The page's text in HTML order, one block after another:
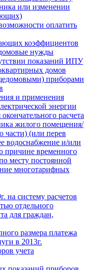
или изменении
оплатить
коэффициентов
нужды
показаний ИПУ
домов
приборами
и применения
энергии
расчета
жилого помещения/
части) (или перев
водоснабжение и/или
причине временного
месту постоянной
многотарифных
на систему расчетов
отдельного
для граждан,
размера платежа
в 2013г.
учета